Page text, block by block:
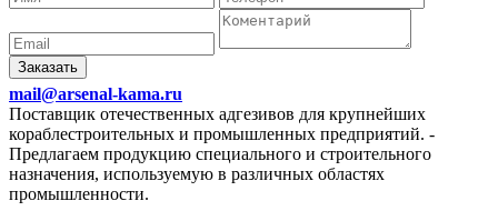
Заказать
mail@arsenal-kama.ru
Поставщик отечественных адгезивов для крупнейших
кораблестроительных и промышленных предприятий. -
Предлагаем продукцию специального и строительного
назначения, используемую в различных областях
промышленности.